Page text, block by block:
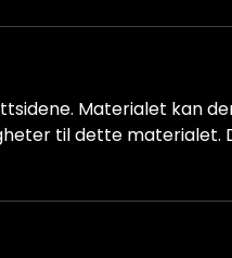
Materialet kan
til dette materialet.